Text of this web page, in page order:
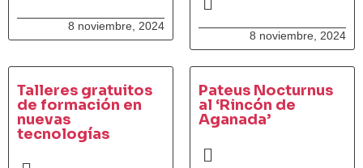
8 noviembre, 2024
8 noviembre, 2024
Talleres gratuitos
de formación en
nuevas
tecnologías
Pateus Nocturnus
al ‘Rincón de
Aganada’